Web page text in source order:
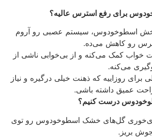
برای رفع استرس عالیه؟
سیستم عصبی رو آروم
رو کاهش می‌ده.
کمک می‌کنه و از بی‌خوابی ناشی از
می‌کنه.
روزاییه که ذهنت خیلی درگیره و نیاز
عمیق داشته باشی.
درست کنیم؟
گل‌های خشک اسطوخودوس رو توی